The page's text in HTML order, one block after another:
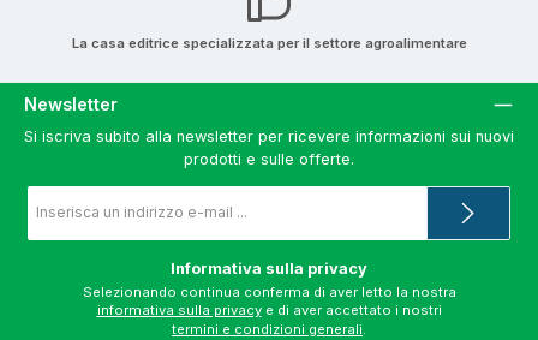
La casa editrice specializzata per il settore agroalimentare
Newsletter
Si iscriva subito alla newsletter per ricevere informazioni sui nuovi
prodotti e sulle offerte.
e-
*
Informativa sulla privacy
informativa sulla privacy
termini e condizioni generali.